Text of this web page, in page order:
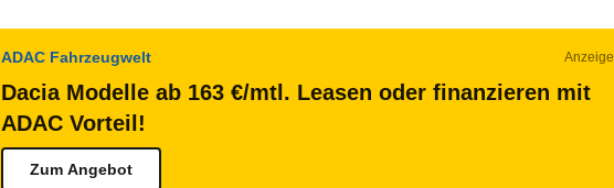
ADAC Fahrzeugwelt Anzeige
Dacia Modelle ab 163 €/mtl. Leasen oder finanzieren mit
ADAC Vorteil!
Zum Angebot